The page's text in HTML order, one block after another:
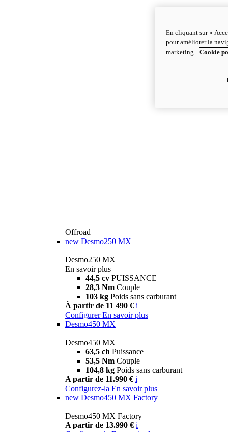
Offroad
new Desmo250 MX
Desmo250 MX
En savoir plus
44,5 cv PUISSANCE
28,3 Nm Couple
103 kg Poids sans carburant
À partir de 11 490 € i
Configurer En savoir plus
Desmo450 MX
Desmo450 MX
63,5 ch Puissance
53,5 Nm Couple
104,8 kg Poids sans carburant
A partir de 11.990 € i
Configurez-la En savoir plus
new Desmo450 MX Factory
Desmo450 MX Factory
A partir de 13.990 € i
En cliquant sur «
pour améliorer la
marketing.
Cookie